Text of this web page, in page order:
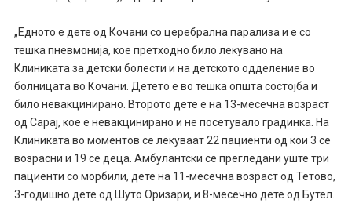
„Едното е дете од Кочани со церебрална парализа и е со
тешка пневмонија, кое претходно било лекувано на
Клиниката за детски болести и на детското одделение во
болницата во Кочани. Детето е во тешка општа состојба и
било невакцинирано. Второто дете е на 13-месечна возраст
од Сарај, кое е невакцинирано и не посетувало градинка. На
Клиниката во моментов се лекуваат 22 пациенти од кои 3 се
возрасни и 19 се деца. Амбулантски се прегледани уште три
пациенти со морбили, дете на 11-месечна возраст од Тетово,
3-годишно дете од Шуто Оризари, и 8-месечно дете од Бутел.